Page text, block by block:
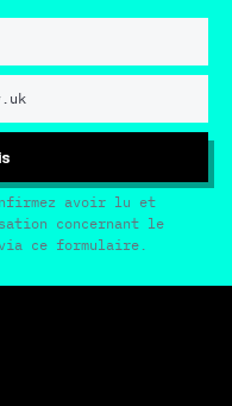
avoir lu et
concernant le
via ce formulaire.